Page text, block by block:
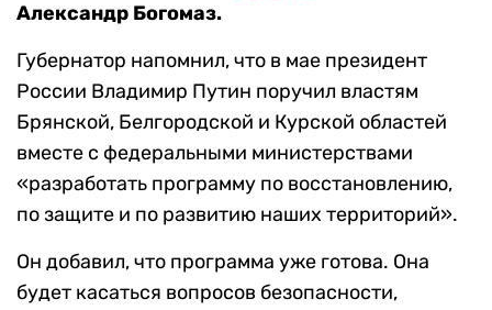
Александр Богомаз.
Губернатор напомнил, что в мае президент
России Владимир Путин поручил властям
Брянской, Белгородской и Курской областей
вместе с федеральными министерствами
«разработать программу по восстановлению,
по защите и по развитию наших территорий».
Он добавил, что программа уже готова. Она
будет касаться вопросов безопасности,